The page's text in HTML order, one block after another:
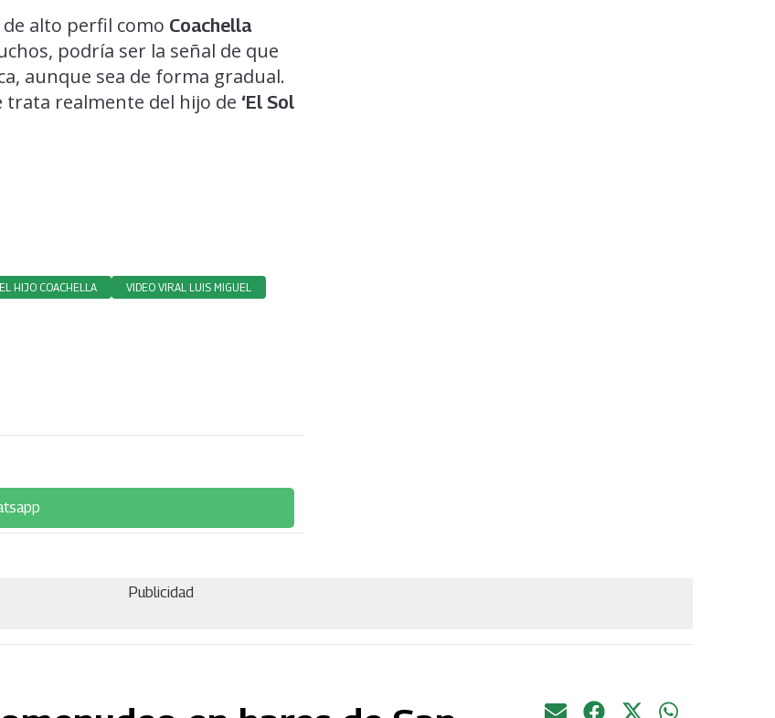
alto perfil como Coachella
podría ser la señal de que
aunque sea de forma gradual.
trata realmente del hijo de ‘El Sol
HIJO COACHELLA VIDEO VIRAL LUIS MIGUEL
Publicidad